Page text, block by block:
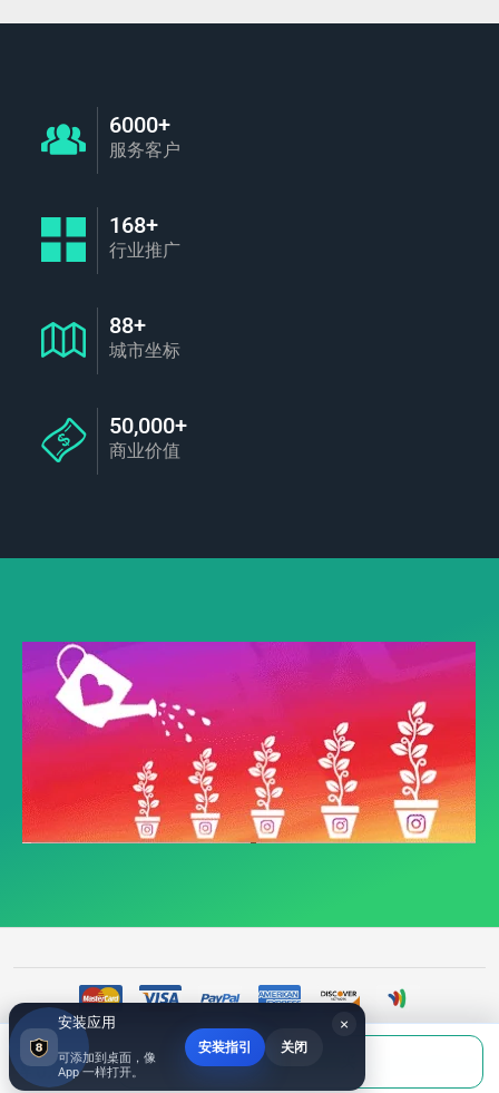
当前应付
￥0.00 填写账号后购买
6000+
服务客户
168+
行业推广
88+
城市坐标
50,000+
商业价值
©518fans.com ins刷粉自助平台- ins买粉丝|ins涨粉|ins刷粉丝|- ins粉丝包月赞, 全都
有- 518fans.com
2017~2026 All Rights Reserved.
×
安装应用
可添加到桌面，像
App 一样打开。
安装指引 关闭